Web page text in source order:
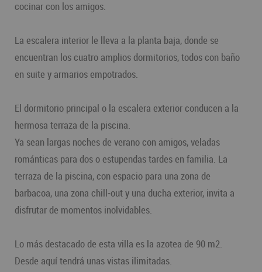
cocinar con los amigos.
La escalera interior le lleva a la planta baja, donde se
encuentran los cuatro amplios dormitorios, todos con baño
en suite y armarios empotrados.
El dormitorio principal o la escalera exterior conducen a la
hermosa terraza de la piscina.
Ya sean largas noches de verano con amigos, veladas
románticas para dos o estupendas tardes en familia. La
terraza de la piscina, con espacio para una zona de
barbacoa, una zona chill-out y una ducha exterior, invita a
disfrutar de momentos inolvidables.
Lo más destacado de esta villa es la azotea de 90 m2.
Desde aquí tendrá unas vistas ilimitadas.